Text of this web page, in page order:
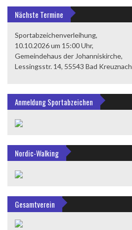
Nächste Termine
Sportabzeichenverleihung,
10.10.2026 um 15:00 Uhr,
Gemeindehaus der Johanniskirche,
Lessingsstr. 14, 55543 Bad Kreuznach
Anmeldung Sportabzeichen
Nordic-Walking
Gesamtverein